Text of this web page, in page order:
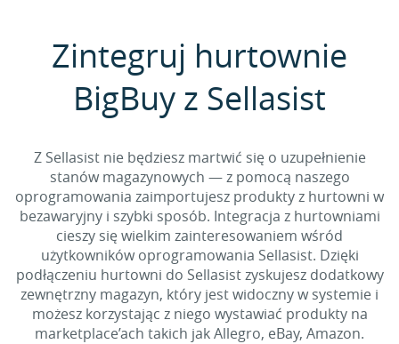
Zintegruj hurtownie
BigBuy z Sellasist
Z Sellasist nie będziesz martwić się o uzupełnienie
stanów magazynowych — z pomocą naszego
oprogramowania zaimportujesz produkty z hurtowni w
bezawaryjny i szybki sposób. Integracja z hurtowniami
cieszy się wielkim zainteresowaniem wśród
użytkowników oprogramowania Sellasist. Dzięki
podłączeniu hurtowni do Sellasist zyskujesz dodatkowy
zewnętrzny magazyn, który jest widoczny w systemie i
możesz korzystając z niego wystawiać produkty na
marketplace’ach takich jak Allegro, eBay, Amazon.